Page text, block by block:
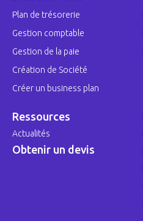
Plan de trésorerie
Gestion comptable
Gestion de la paie
Création de Société
Créer un business plan
Ressources
Actualités
Obtenir un devis